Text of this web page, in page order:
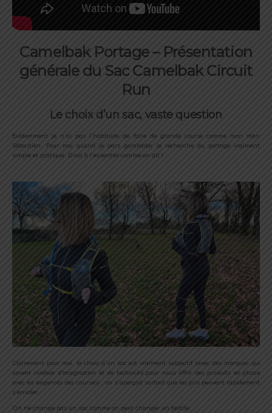
Camelbak Portage – Présentation
générale du Sac Camelbak Circuit
Run
Le choix d’un sac, vaste question
Evidemment je n’ai pas l’habitude de faire de grande course comme mon mari
Sébastien. Pour moi quand je pars gambader je recherche du portage vraiment
simple et pratique. Droit à l’essentiel comme on dit !
Clairement pour moi, le choix d’un sac est vraiment subjectif (avec des marques qui
savent rivaliser d’imagination et de technicité pour nous offrir des produits en phase
avec les exigences des courses) ; on s’aperçoit surtout que les prix peuvent rapidement
s’envoler.
On ne change pas un sac comme on peut changer un textile.